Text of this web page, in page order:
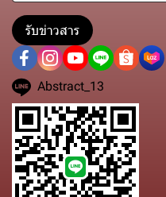
รับข่าวสาร
Abstract_13